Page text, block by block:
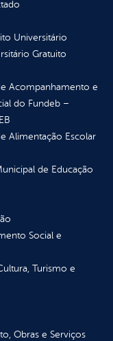
Universitário
Gratuito
Acompanhamento e
do Fundeb –
Alimentação Escolar
de Educação
Social e
Turismo e
Obras e Serviços